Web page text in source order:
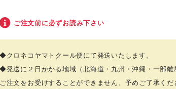
ご注文前に必ずお読み下さい
◆クロネコヤマトクール便にて発送いたします。
◆発送に２日かかる地域（北海道・九州・沖縄・一部
ご注文をお受けすることができません。予めご了承くだ